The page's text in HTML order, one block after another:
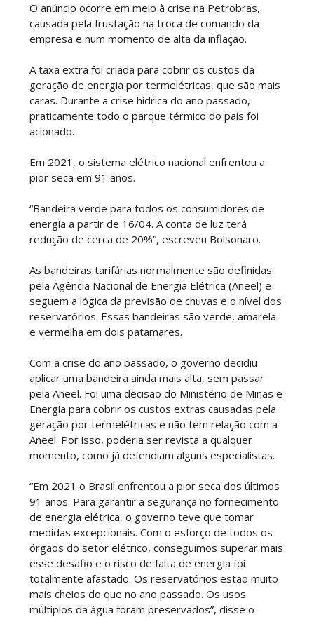
O anúncio ocorre em meio à crise na Petrobras,
causada pela frustação na troca de comando da
empresa e num momento de alta da inflação.
A taxa extra foi criada para cobrir os custos da
geração de energia por termelétricas, que são mais
caras. Durante a crise hídrica do ano passado,
praticamente todo o parque térmico do país foi
acionado.
Em 2021, o sistema elétrico nacional enfrentou a
pior seca em 91 anos.
“Bandeira verde para todos os consumidores de
energia a partir de 16/04. A conta de luz terá
redução de cerca de 20%”, escreveu Bolsonaro.
As bandeiras tarifárias normalmente são definidas
pela Agência Nacional de Energia Elétrica (Aneel) e
seguem a lógica da previsão de chuvas e o nível dos
reservatórios. Essas bandeiras são verde, amarela
e vermelha em dois patamares.
Com a crise do ano passado, o governo decidiu
aplicar uma bandeira ainda mais alta, sem passar
pela Aneel. Foi uma decisão do Ministério de Minas e
Energia para cobrir os custos extras causadas pela
geração por termelétricas e não tem relação com a
Aneel. Por isso, poderia ser revista a qualquer
momento, como já defendiam alguns especialistas.
“Em 2021 o Brasil enfrentou a pior seca dos últimos
91 anos. Para garantir a segurança no fornecimento
de energia elétrica, o governo teve que tomar
medidas excepcionais. Com o esforço de todos os
órgãos do setor elétrico, conseguimos superar mais
esse desafio e o risco de falta de energia foi
totalmente afastado. Os reservatórios estão muito
mais cheios do que no ano passado. Os usos
múltiplos da água foram preservados”, disse o